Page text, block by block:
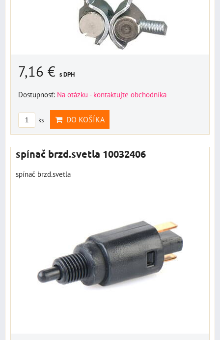
7,16 € s DPH
Dostupnosť: Na otázku - kontaktujte obchodníka
ks DO KOŠÍKA
spínač brzd.svetla 10032406
spínač brzd.svetla